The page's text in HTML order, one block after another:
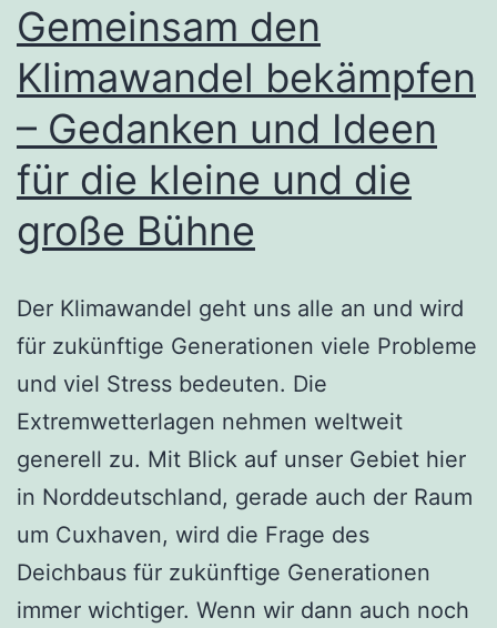
Gemeinsam den
Klimawandel bekämpfen
– Gedanken und Ideen
für die kleine und die
große Bühne
Der Klimawandel geht uns alle an und wird
für zukünftige Generationen viele Probleme
und viel Stress bedeuten. Die
Extremwetterlagen nehmen weltweit
generell zu. Mit Blick auf unser Gebiet hier
in Norddeutschland, gerade auch der Raum
um Cuxhaven, wird die Frage des
Deichbaus für zukünftige Generationen
immer wichtiger. Wenn wir dann auch noch